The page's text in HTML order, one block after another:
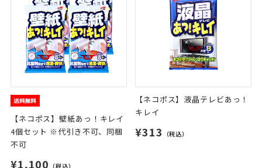
【ネコポス】壁紙あっ！キレイ
4個セット ※代引き不可、同梱
不可
¥1,100 （税込）
【ネコポス】液晶テレビあっ！
キレイ
¥313 （税込）